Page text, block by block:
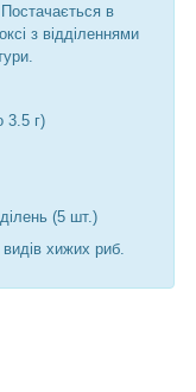
Постачається в
з відділеннями
3.5 г)
(5 шт.)
хижих риб.